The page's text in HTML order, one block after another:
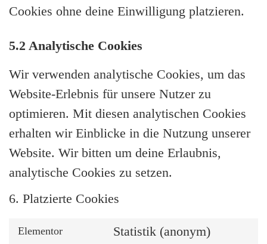
Cookies ohne deine Einwilligung platzieren.
5.2 Analytische Cookies
Wir verwenden analytische Cookies, um das
Website-Erlebnis für unsere Nutzer zu
optimieren. Mit diesen analytischen Cookies
erhalten wir Einblicke in die Nutzung unserer
Website. Wir bitten um deine Erlaubnis,
analytische Cookies zu setzen.
6. Platzierte Cookies
Elementor Statistik (anonym)